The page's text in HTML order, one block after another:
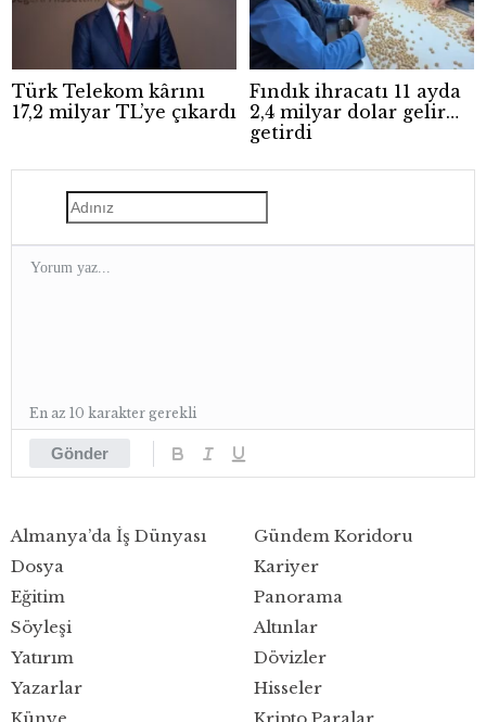
Türk Telekom kârını
17,2 milyar TL’ye çıkardı
Fındık ihracatı 11 ayda
2,4 milyar dolar gelir
getirdi
Gönder
En az 10 karakter gerekli
Almanya’da İş Dünyası
Dosya
Eğitim
Gündem Koridoru
Kariyer
Panorama
Söyleşi
Yatırım
Yazarlar
Altınlar
Dövizler
Hisseler